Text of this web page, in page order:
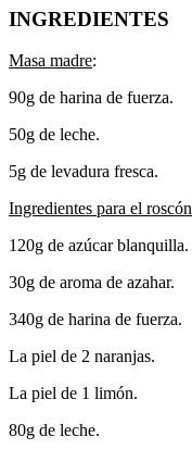
INGREDIENTES
Masa madre:
90g de harina de fuerza.
50g de leche.
5g de levadura fresca.
Ingredientes para el roscón
120g de azúcar blanquilla.
30g de aroma de azahar.
340g de harina de fuerza.
La piel de 2 naranjas.
La piel de 1 limón.
80g de leche.